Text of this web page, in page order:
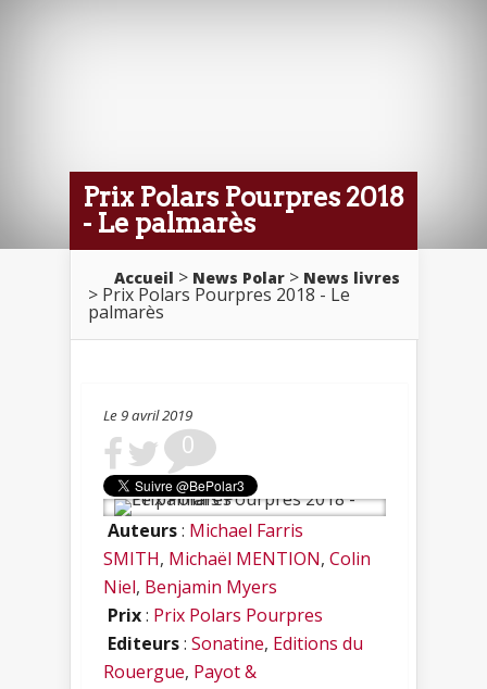
Prix Polars Pourpres 2018
- Le palmarès
Accueil > News Polar > News livres
> Prix Polars Pourpres 2018 - Le
palmarès
Le 9 avril 2019
0
Auteurs: Michael Farris
SMITH, Michaël MENTION, Colin
Niel, Benjamin Myers
Prix: Prix Polars Pourpres
Editeurs: Sonatine, Editions du
Rouergue, Payot &